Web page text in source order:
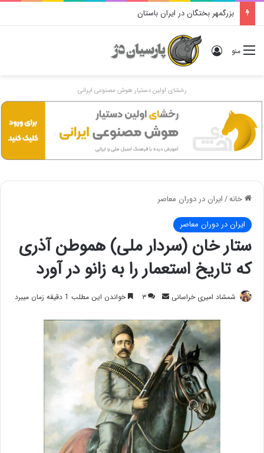
بزرگمهر بختگان در ایران باستان
منو ورود
رخشای اولین دستیار هوش مصنوعی ایرانی
خانه/ایران در دوران معاصر
ایران در دوران معاصر
ستار خان (سردار ملی) هموطن آذری
که تاریخ استعمار را به زانو در آورد
شمشاد امیری خراسانی
ارسال۳ خواندن این مطلب 1 دقیقه زمان میبرد